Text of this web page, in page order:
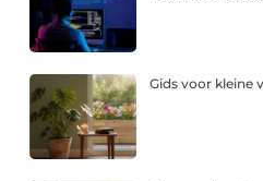
Gids voor kleine